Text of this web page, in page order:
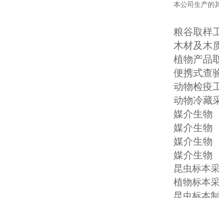
本公司生产的
粮谷取样
木材及木
植物产品
便携式查
动物检疫
动物冷藏
媒介生物
媒介生物
媒介生物
媒介生物
昆虫标本
植物标本
昆虫标本